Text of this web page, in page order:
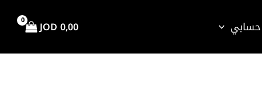
حسابي 0,00
JOD